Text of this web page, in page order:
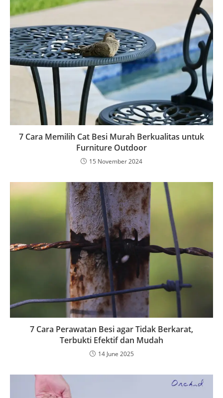
7 Cara Memilih Cat Besi Murah Berkualitas untuk
Furniture Outdoor
15 November 2024
7 Cara Perawatan Besi agar Tidak Berkarat,
Terbukti Efektif dan Mudah
14 June 2025